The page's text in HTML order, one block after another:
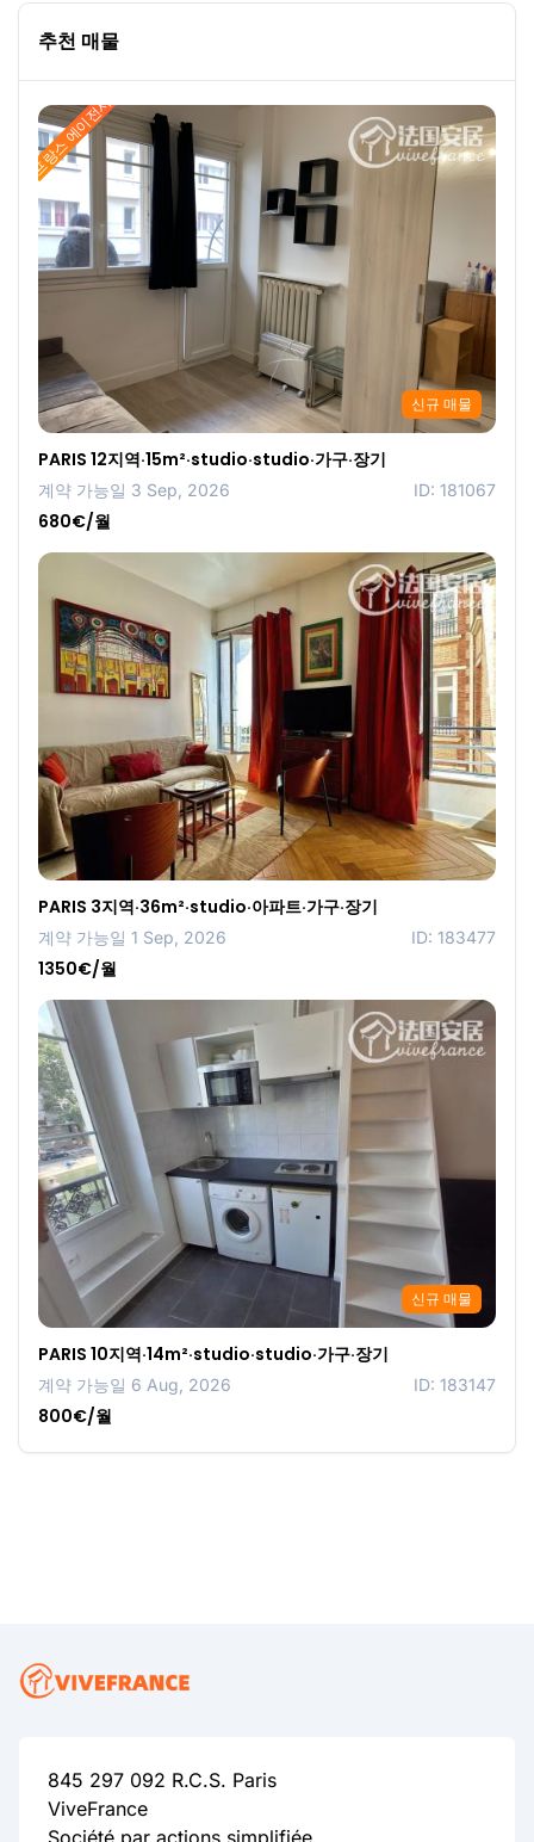
추천 매물
프랑스 에이전시
신규 매물
PARIS 12지역·15m²·studio·studio·가구·장기
계약 가능일 3 Sep, 2026 ID: 181067
680€/월
PARIS 3지역·36m²·studio·아파트·가구·장기
계약 가능일 1 Sep, 2026 ID: 183477
1350€/월
신규 매물
PARIS 10지역·14m²·studio·studio·가구·장기
계약 가능일 6 Aug, 2026 ID: 183147
800€/월
845 297 092 R.C.S. Paris
ViveFrance
Société par actions simplifiée